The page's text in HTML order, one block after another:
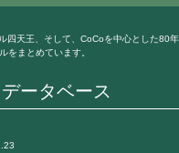
ータベース
四天王、そして、CoCoを中心とした80年
をまとめています。